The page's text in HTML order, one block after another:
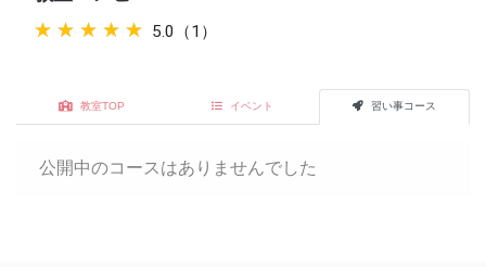
★★★★★
★★★★★ 5.0（1）
教室TOP イベント 習い事コース
公開中のコースはありませんでした